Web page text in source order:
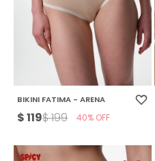
BIKINI FATIMA - ARENA
$119$199 40